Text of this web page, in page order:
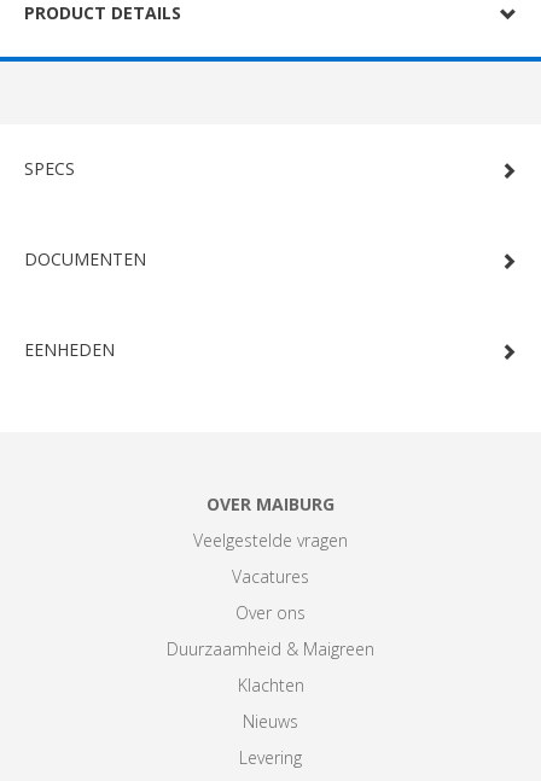
PRODUCT DETAILS
SPECS
DOCUMENTEN
EENHEDEN
OVER MAIBURG
Veelgestelde vragen
Vacatures
Over ons
Duurzaamheid & Maigreen
Klachten
Nieuws
Levering